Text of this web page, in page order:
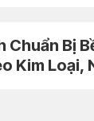
Chuẩn Bị
Kim Loại,